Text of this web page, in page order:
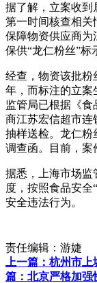
据了解，立案收到
第一时间核查相关
保障物资供应商为
保供“龙仁粉丝”标
经查，物资该批粉
年，而标注的立案
监管局已根据《食
商江苏宏信超市连
抽样送检。龙仁粉
调查函。目前，案
据悉，上海市场监
度，按照食品安全
安全违法行为。
责任编辑：游婕
上一篇：杭州市
篇：北京严格加强